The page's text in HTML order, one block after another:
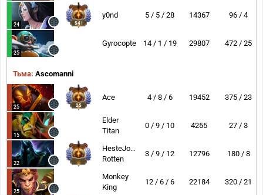
24 541
y0nd 5 / 5 / 28 14367 96 / 4
25
Gyrocopter 14 / 1 / 19 29807 472 / 25
Тьма: Ascomanni
25 25
Ace 4 / 8 / 6 19452 375 / 23
15
Elder
Titan
0 / 9 / 10 4255 27 / 3
22
HesteJoe-
Rotten
3 / 9 / 12 12796 180 / 8
25
Monkey
King
12 / 6 / 6 22184 320 / 21